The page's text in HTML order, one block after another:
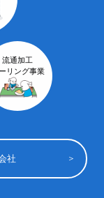
流通加工
リング事業
社